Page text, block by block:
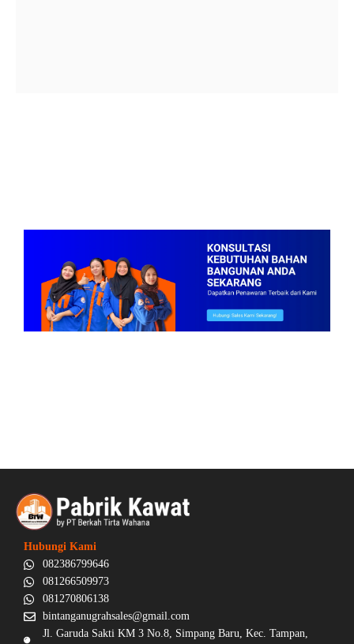
Hubungi Kami
082386799646
081266509973
081270806138
bintanganugrahsales@gmail.com
Jl. Garuda Sakti KM 3 No.8, Simpang Baru, Kec. Tampan,